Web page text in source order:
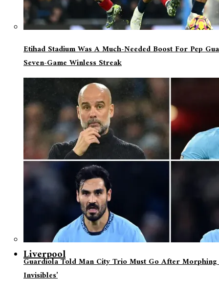
Etihad Stadium Was A Much-Needed Boost For Pep
Seven-Game Winless Streak
Guardiola Told Man City Trio Must Go After Morphing
Invisibles’
Liverpool